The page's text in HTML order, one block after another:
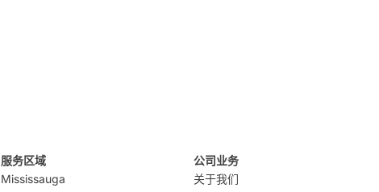
服务区域
Mississauga
公司业务
关于我们